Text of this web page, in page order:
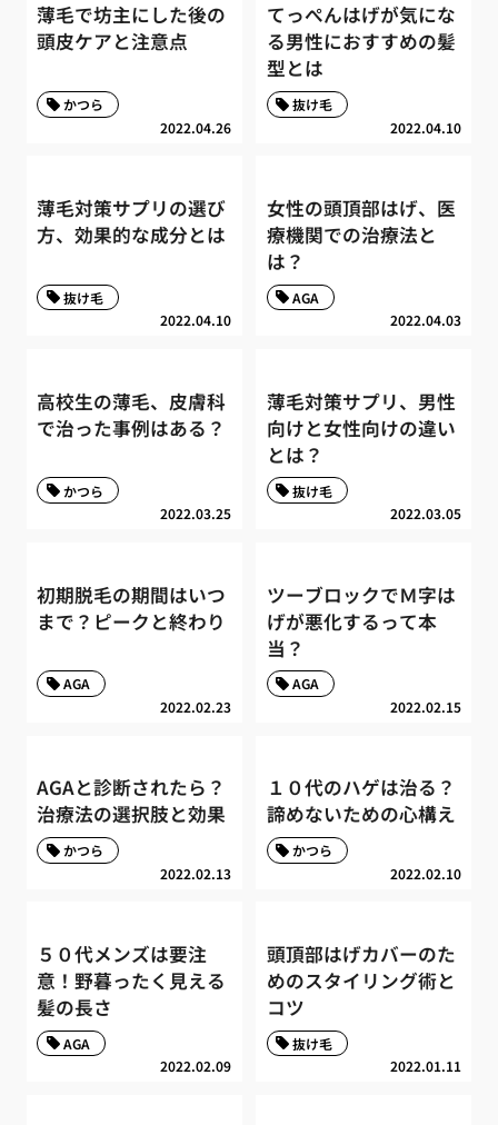
薄毛で坊主にした後の
頭皮ケアと注意点
2022.04.26
かつら
てっぺんはげが気にな
る男性におすすめの髪
型とは
2022.04.10
抜け毛
薄毛対策サプリの選び
方、効果的な成分とは
2022.04.10
抜け毛
女性の頭頂部はげ、医
療機関での治療法と
は？
2022.04.03
AGA
高校生の薄毛、皮膚科
で治った事例はある？
2022.03.25
かつら
薄毛対策サプリ、男性
向けと女性向けの違い
とは？
2022.03.05
抜け毛
初期脱毛の期間はいつ
まで？ピークと終わり
2022.02.23
AGA
ツーブロックでＭ字は
げが悪化するって本
当？
2022.02.15
AGA
AGAと診断されたら？
治療法の選択肢と効果
2022.02.13
かつら
１０代のハゲは治る？
諦めないための心構え
2022.02.10
かつら
５０代メンズは要注
意！野暮ったく見える
髪の長さ
2022.02.09
AGA
頭頂部はげカバーのた
めのスタイリング術と
コツ
2022.01.11
抜け毛